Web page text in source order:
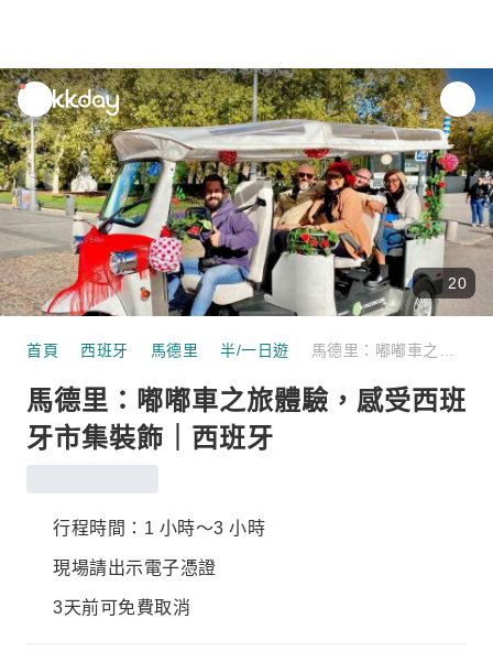
unread
notifications
20
首頁 西班牙 馬德里 半/一日遊
馬德里：嘟嘟車之旅體驗，感受西班
牙市集裝飾｜西班牙
行程時間：1 小時～3 小時
現場請出示電子憑證
3天前可免費取消